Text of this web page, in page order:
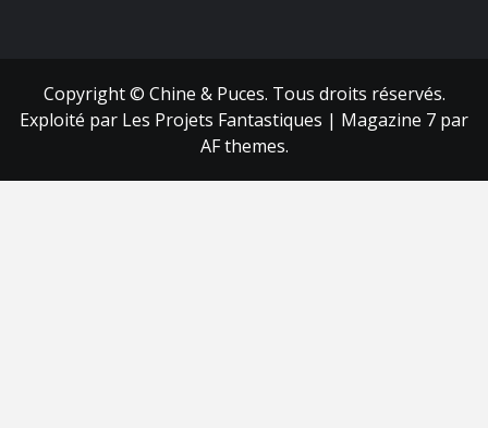
Copyright © Chine & Puces. Tous droits réservés.
Exploité par Les Projets Fantastiques | Magazine 7 par
AF themes.